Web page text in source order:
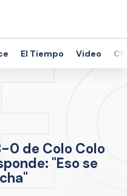
El Tiempo Video
0 de Colo Colo
"Eso se